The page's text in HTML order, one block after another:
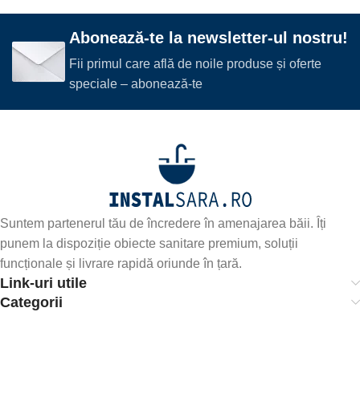
Abonează-te la newsletter-ul nostru!
Fii primul care află de noile produse și oferte
speciale – abonează-te
Suntem partenerul tău de încredere în amenajarea băii. Îți
punem la dispoziție obiecte sanitare premium, soluții
funcționale și livrare rapidă oriunde în țară.
Link-uri utile
Categorii